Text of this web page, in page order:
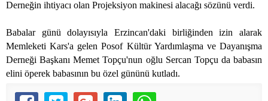
Derneğin ihtiyacı olan Projeksiyon makinesi alacağı sözünü verdi.
Babalar günü dolayısıyla Erzincan'daki birliğinden izin alarak
Memleketi Kars'a gelen Posof Kültür Yardımlaşma ve Dayanışma
Derneği Başkanı Memet Topçu'nun oğlu Sercan Topçu da babasın
elini öperek babasının bu özel gününü kutladı.